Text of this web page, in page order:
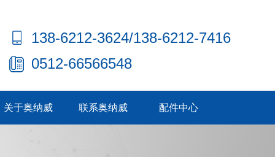
138-6212-3624/138-6212-7416
0512-66566548
关于奥纳威 联系奥纳威 配件中心